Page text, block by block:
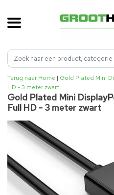
Terug naar Home | Gold Plated Mini
HD - 3 meter zwart
Gold Plated Mini
Full HD - 3 meter zwart